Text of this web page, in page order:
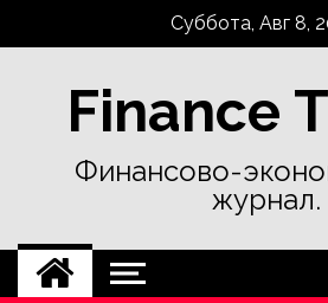
Суббота, Авг 8,
Finance
Финансово-
журнал.